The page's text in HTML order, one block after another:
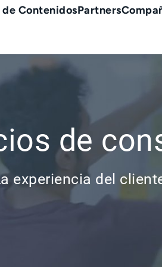
de ContenidosPartners
de
experiencia del